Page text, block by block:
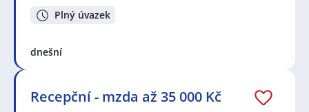
Plný úvazek
dnešní
Recepční - mzda až 35 000 Kč